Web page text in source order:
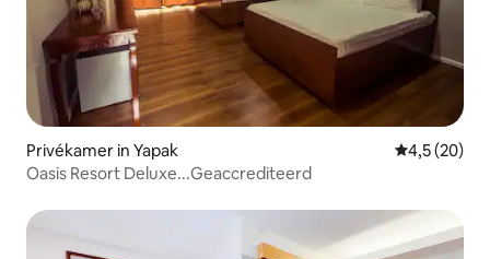
Privékamer in Yapak
4,5 (20)
Oasis Resort Deluxe...Geaccrediteerd